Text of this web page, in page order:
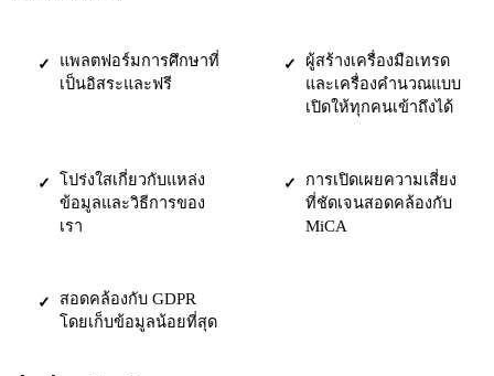
✓
แพลตฟอร์มการศึกษาที่
เป็นอิสระและฟรี
✓
ผู้สร้างเครื่องมือเทรด
และเครื่องคำนวณแบบ
เปิดให้ทุกคนเข้าถึงได้
✓
โปร่งใสเกี่ยวกับแหล่ง
ข้อมูลและวิธีการของ
เรา
✓
การเปิดเผยความเสี่ยง
ที่ชัดเจนสอดคล้องกับ
MiCA
✓
สอดคล้องกับ GDPR
โดยเก็บข้อมูลน้อยที่สุด